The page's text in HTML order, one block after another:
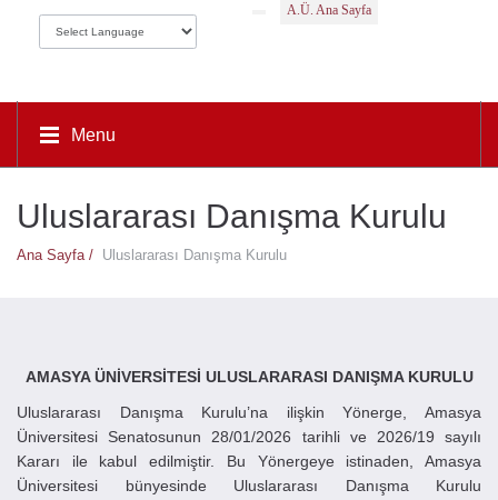
A.Ü. Ana Sayfa
Menu
Uluslararası Danışma Kurulu
Ana Sayfa / Uluslararası Danışma Kurulu
AMASYA ÜNİVERSİTESİ ULUSLARARASI DANIŞMA KURULU
Uluslararası Danışma Kurulu’na ilişkin Yönerge, Amasya
Üniversitesi Senatosunun 28/01/2026 tarihli ve 2026/19 sayılı
Kararı ile kabul edilmiştir. Bu Yönergeye istinaden, Amasya
Üniversitesi bünyesinde Uluslararası Danışma Kurulu